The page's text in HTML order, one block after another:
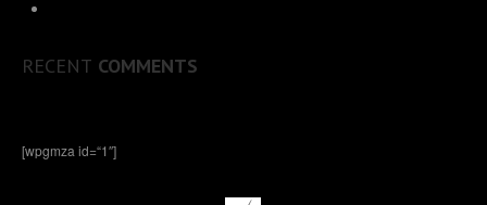
RECENT COMMENTS
[wpgmza id=“1″]